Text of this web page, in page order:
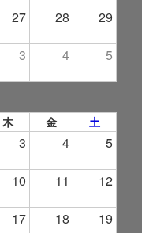
27 28 29
3 4 5
木 金 土
3 4 5
10 11 12
17 18 19